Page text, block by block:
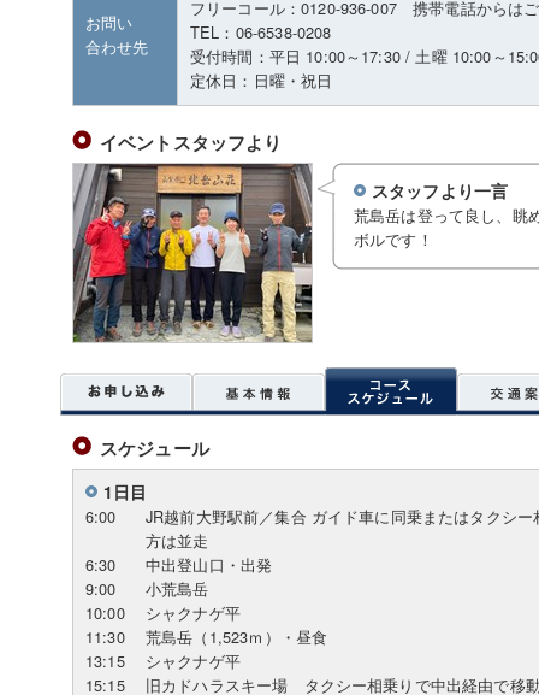
お問い
合わせ先
フリーコール：0120-936-007 携帯電話からは
TEL：06-6538-0208
受付時間：平日 10:00～17:30 / 土曜 10:00～
定休日：日曜・祝日
イベントスタッフより
スタッフより一言
荒島岳は登って良し、眺
ボルです！
スケジュール
1日目
6:00
JR越前大野駅前／集合 ガイド車に同乗またはタクシ
方は並走
6:30
中出登山口・出発
9:00
小荒島岳
10:00
シャクナゲ平
11:30
荒島岳（1,523ｍ）・昼食
13:15
シャクナゲ平
15:15
旧カドハラスキー場 タクシー相乗りで中出経由で移